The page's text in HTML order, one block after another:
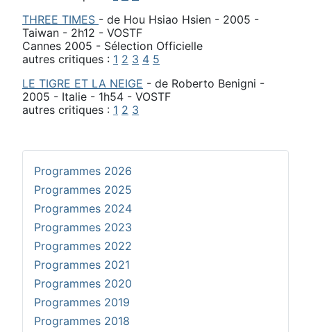
THREE TIMES - de Hou Hsiao Hsien - 2005 -
Taiwan - 2h12 - VOSTF
Cannes 2005 - Sélection Officielle
autres critiques : 1 2 3 4 5
LE TIGRE ET LA NEIGE - de Roberto Benigni -
2005 - Italie - 1h54 - VOSTF
autres critiques : 1 2 3
Programmes 2026
Programmes 2025
Programmes 2024
Programmes 2023
Programmes 2022
Programmes 2021
Programmes 2020
Programmes 2019
Programmes 2018